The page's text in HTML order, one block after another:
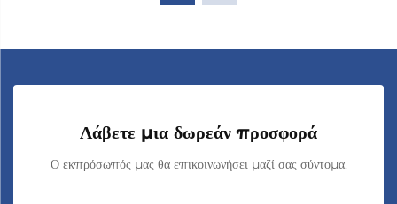
Λάβετε μια δωρεάν προσφορά
Ο εκπρόσωπός μας θα επικοινωνήσει μαζί σας σύντομα.